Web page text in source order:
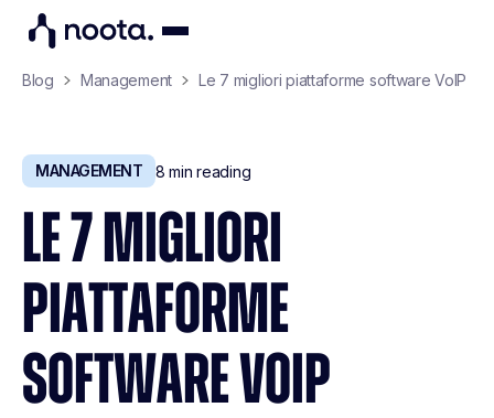
Blog Management Le 7 migliori piattaforme software VoIP
MANAGEMENT 8 min reading
LE 7 MIGLIORI
PIATTAFORME
SOFTWARE VOIP